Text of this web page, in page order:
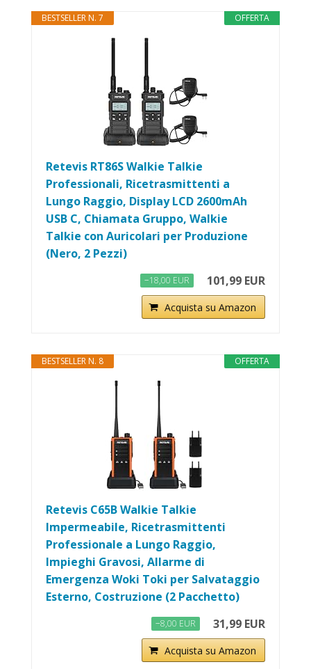
OFFERTA
BESTSELLER N. 7
Retevis RT86S Walkie Talkie
Professionali, Ricetrasmittenti a
Lungo Raggio, Display LCD 2600mAh
USB C, Chiamata Gruppo, Walkie
Talkie con Auricolari per Produzione
(Nero, 2 Pezzi)
−18,00 EUR 101,99 EUR
Acquista su Amazon
OFFERTA
BESTSELLER N. 8
Retevis C65B Walkie Talkie
Impermeabile, Ricetrasmittenti
Professionale a Lungo Raggio,
Impieghi Gravosi, Allarme di
Emergenza Woki Toki per Salvataggio
Esterno, Costruzione (2 Pacchetto)
−8,00 EUR 31,99 EUR
Acquista su Amazon